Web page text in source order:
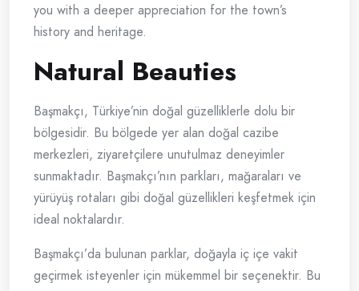
you with a deeper appreciation for the town’s
history and heritage.
Natural Beauties
Başmakçı, Türkiye’nin doğal güzelliklerle dolu bir
bölgesidir. Bu bölgede yer alan doğal cazibe
merkezleri, ziyaretçilere unutulmaz deneyimler
sunmaktadır. Başmakçı’nın parkları, mağaraları ve
yürüyüş rotaları gibi doğal güzellikleri keşfetmek için
ideal noktalardır.
Başmakçı’da bulunan parklar, doğayla iç içe vakit
geçirmek isteyenler için mükemmel bir seçenektir. Bu